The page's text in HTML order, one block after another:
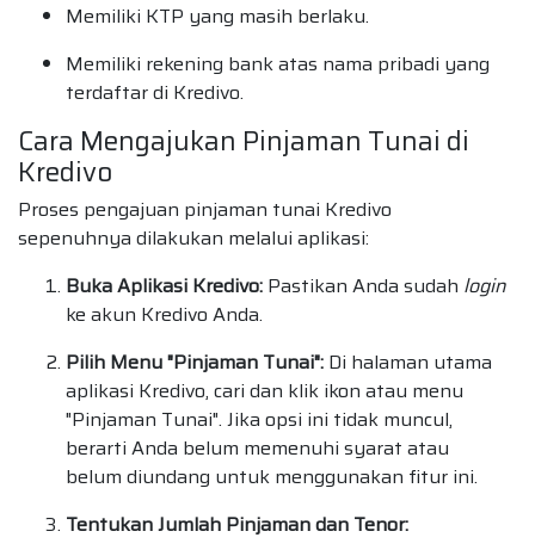
Memiliki KTP yang masih berlaku.
Memiliki rekening bank atas nama pribadi yang
terdaftar di Kredivo.
Cara Mengajukan Pinjaman Tunai di
Kredivo
Proses pengajuan pinjaman tunai Kredivo
sepenuhnya dilakukan melalui aplikasi:
Buka Aplikasi Kredivo: Pastikan Anda sudah login
ke akun Kredivo Anda.
Pilih Menu "Pinjaman Tunai": Di halaman utama
aplikasi Kredivo, cari dan klik ikon atau menu
"Pinjaman Tunai". Jika opsi ini tidak muncul,
berarti Anda belum memenuhi syarat atau
belum diundang untuk menggunakan fitur ini.
Tentukan Jumlah Pinjaman dan Tenor: